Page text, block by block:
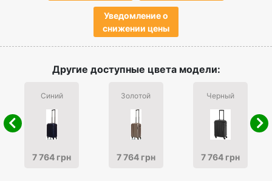
Уведомление о
снижении цены
Другие доступные цвета модели:
Синий
7 764 грн
Золотой
7 764 грн
Черный
7 764 грн